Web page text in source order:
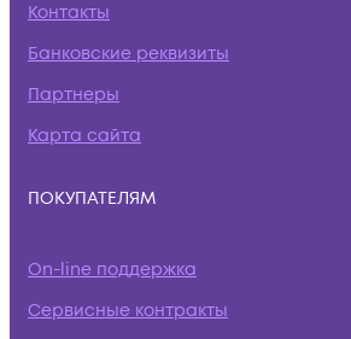
Контакты
Банковские реквизиты
Партнеры
Карта сайта
ПОКУПАТЕЛЯМ
On-line поддержка
Сервисные контракты